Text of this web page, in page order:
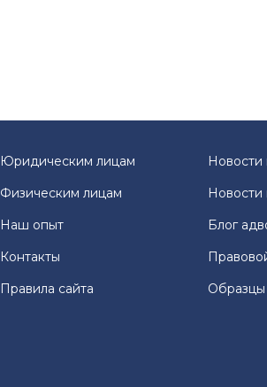
Юридическим лицам
Новости
Физическим лицам
Новости
Наш опыт
Блог
Контакты
Правила сайта
Образцы